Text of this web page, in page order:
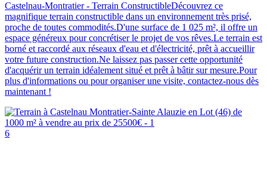
Castelnau-Montratier - Terrain ConstructibleDécouvrez ce
magnifique terrain constructible dans un environnement très prisé,
proche de toutes commodités.D'une surface de 1 025 m², il offre un
espace généreux pour concrétiser le projet de vos rêves.Le terrain est
borné et raccordé aux réseaux d'eau et d'électricité, prêt à accueillir
votre future construction.Ne laissez pas passer cette opportunité
d'acquérir un terrain idéalement situé et prêt à bâtir sur mesure.Pour
plus d'informations ou pour organiser une visite, contactez-nous dès
maintenant !
6